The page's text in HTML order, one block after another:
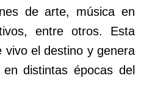
de arte, música en
entre otros. Esta
vivo el destino y genera
distintas épocas del